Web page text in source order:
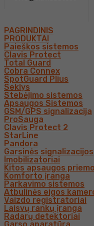
PAGRINDINIS
PRODUKTAI
Paieškos sistemos
Clavis Protect
Total Guard
Cobra Connex
SpotGuard Plius
Seklys
Stebėjimo sistemos
Apsaugos Sistemos
GSM/GPS signalizacija
ProSauga
Clavis Protect 2
StarLine
Pandora
Garsinės signalizacijos
Imobilizatoriai
Kitos apsaugos
Komforto įranga
Parkavimo sistemos
Atbulinės eigos
Vaizdo registratoriai
Laisvų rankų įranga
Radarų detektoriai